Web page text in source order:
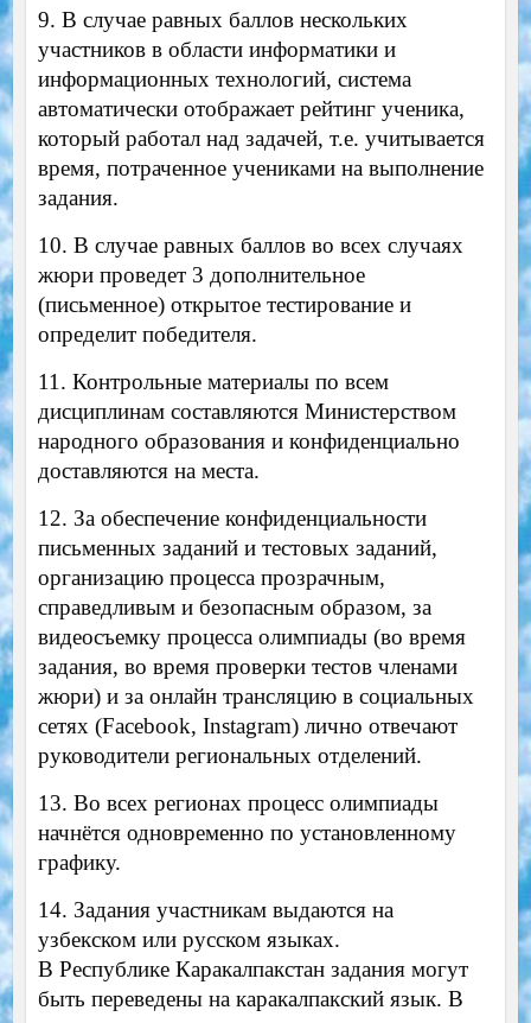
9. В случае равных баллов нескольких
участников в области информатики и
информационных технологий, система
автоматически отображает рейтинг ученика,
который работал над задачей, т.е. учитывается
время, потраченное учениками на выполнение
задания.
10. В случае равных баллов во всех случаях
жюри проведет 3 дополнительное
(письменное) открытое тестирование и
определит победителя.
11. Контрольные материалы по всем
дисциплинам составляются Министерством
народного образования и конфиденциально
доставляются на места.
12. За обеспечение конфиденциальности
письменных заданий и тестовых заданий,
организацию процесса прозрачным,
справедливым и безопасным образом, за
видеосъемку процесса олимпиады (во время
задания, во время проверки тестов членами
жюри) и за онлайн трансляцию в социальных
сетях (Facebook, Instagram) лично отвечают
руководители региональных отделений.
13. Во всех регионах процесс олимпиады
начнётся одновременно по установленному
графику.
14. Задания участникам выдаются на
узбекском или русском языках.
В Республике Каракалпакстан задания могут
быть переведены на каракалпакский язык. В